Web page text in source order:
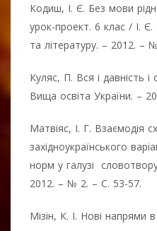
Кодиш, І. Є. Без мови
урок-проект. 6 клас / І.
та літературу. – 2012. –
Куляс, П. Вся і давність
Вища освіта України. –
Матвіяс, І. Г. Взаємодія
західноукраїнського
норм у галузі
2012. – № 2. – С. 53-57.
Мізін, К. І. Нові напрями